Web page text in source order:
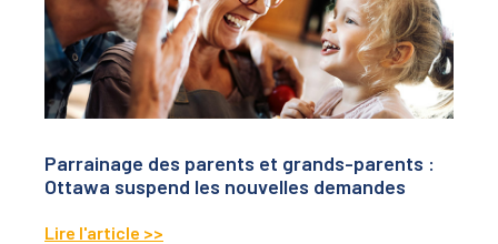
Parrainage des parents et grands-parents :
Ottawa suspend les nouvelles demandes
Lire l'article >>